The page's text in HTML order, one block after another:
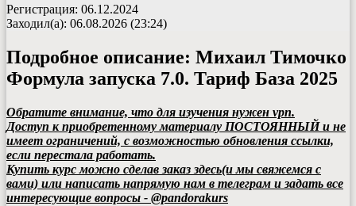
Регистрация: 06.12.2024
Заходил(а): 06.08.2026 (23:24)
Подробное описание: Михаил Тимочко
Формула запуска 7.0. Тариф База 2025
Обратите внимание, что для изучения нужен vpn.
Доступ к приобретенному материалу ПОСТОЯННЫЙ и не
имеет ограничений, с возможностью обновления ссылки,
если перестала работать.
Купить курс можно сделав заказ здесь(и мы свяжемся с
вами) или написать напрямую нам в телеграм и задать все
интересующие вопросы - @pandorakurs